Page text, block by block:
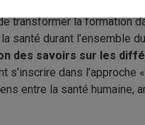
entrepris par le
transformer la formation
santé durant l’ensemble
des savoirs sur les
s’inscrire dans
entre la santé humaine,